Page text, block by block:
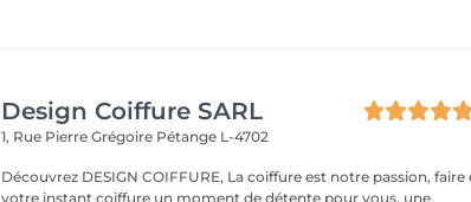
Design Coiffure SARL
1, Rue Pierre Grégoire Pétange L-4702
Découvrez DESIGN COIFFURE, La coiffure est notre passion, faire de
votre instant coiffure un moment de détente pour vous, une